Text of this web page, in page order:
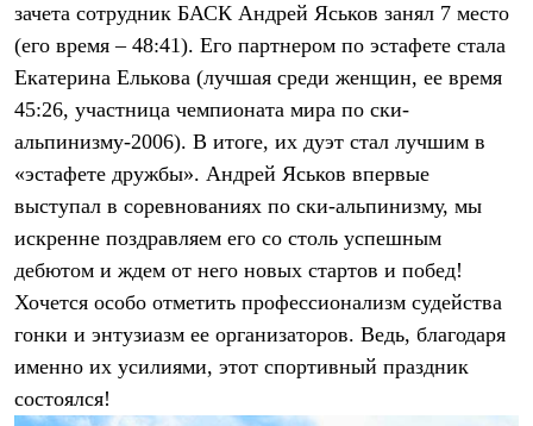
Брюки
Жилеты
Комбинезоны
Термобелье
Комплект термобелья
Снаряжение
Палатки и тенты
Палатки
Аксессуары для палаток
Рюкзаки
Экспедиционные
Легкоходные
Альпинистские
Городские
Аксессуары для рюкзаков
Спальные мешки
Пуховые
Комбинированные
зачета сотрудник БАСК Андрей Яськов занял 7 место
(его время – 48:41). Его партнером по эстафете стала
Екатерина Елькова (лучшая среди женщин, ее время
45:26, участница чемпионата мира по ски-
альпинизму-2006). В итоге, их дуэт стал лучшим в
«эстафете дружбы». Андрей Яськов впервые
выступал в соревнованиях по ски-альпинизму, мы
искренне поздравляем его со столь успешным
дебютом и ждем от него новых стартов и побед!
Хочется особо отметить профессионализм судейства
гонки и энтузиазм ее организаторов. Ведь, благодаря
именно их усилиями, этот спортивный праздник
состоялся!